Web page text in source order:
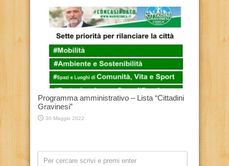
Programma amministrativo – Lista “Cittadini
Gravinesi”
30 Maggio 2022